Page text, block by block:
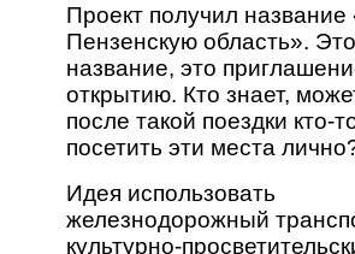
Проект получил название
Пензенскую область».
название, это
открытию. Кто знает,
после такой поездки кто-
посетить эти места
Идея использовать
железнодорожный
культурно-